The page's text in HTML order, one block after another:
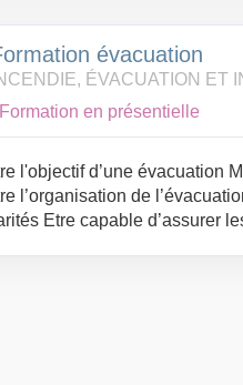
évacuation
ÉVACUATION ET
Formation en présentielle
l'objectif d’une évacuation
l’organisation de
Etre capable d’assurer